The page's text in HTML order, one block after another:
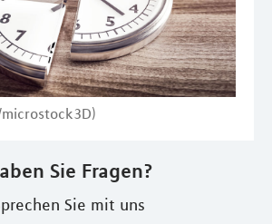
Sie Fragen?
Sie mit uns